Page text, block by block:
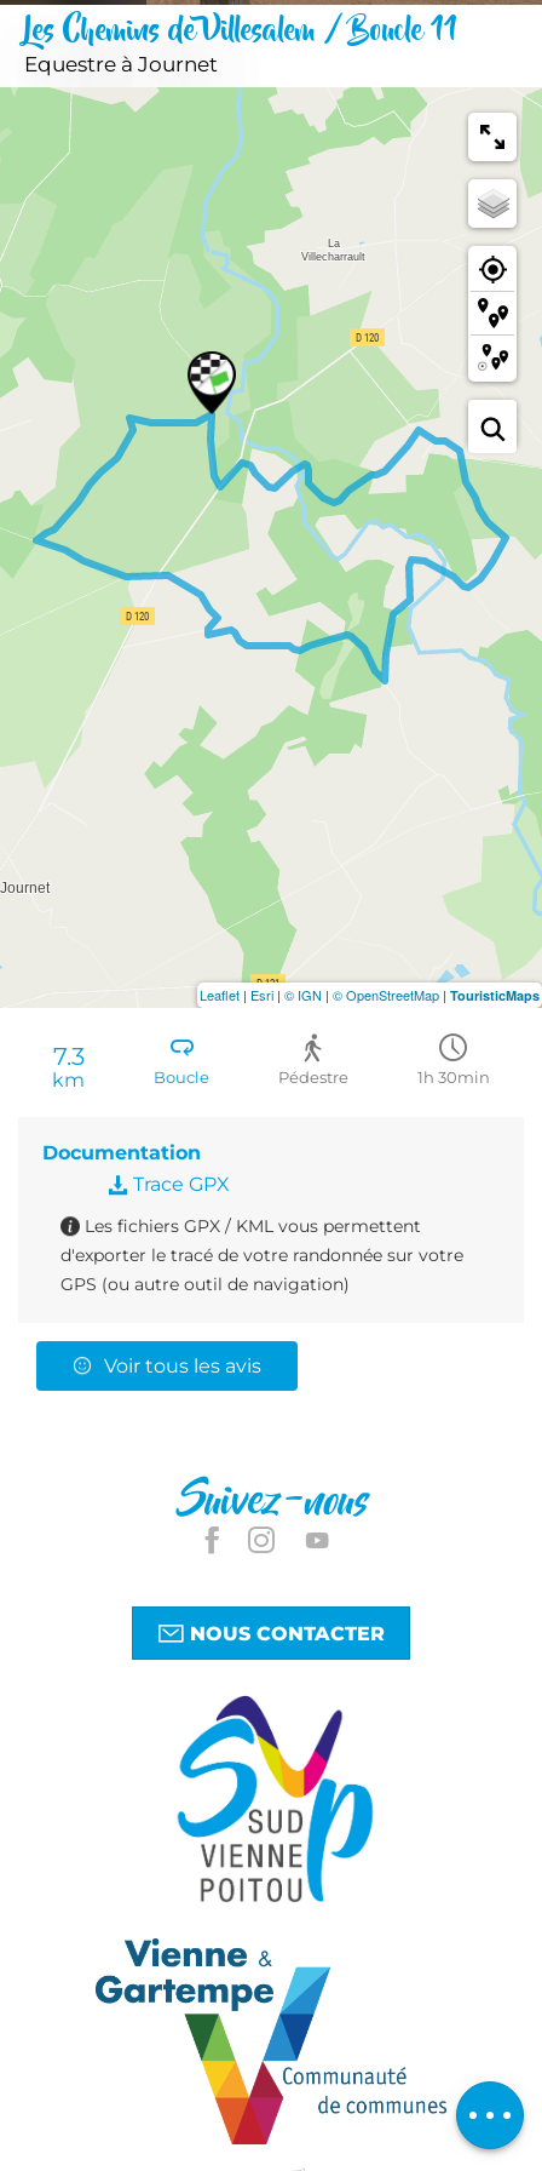
Les Chemins de Villesalem / Boucle 11
Equestre à Journet
7.3
km Boucle Pédestre 1h 30min
Documentation
Trace GPX
Les fichiers GPX / KML vous permettent
d'exporter le tracé de votre randonnée sur votre
GPS (ou autre outil de navigation)
Voir tous les avis
Leaflet | Esri | © IGN | © OpenStreetMap | TouristicMaps
Suivez-nous
NOUS CONTACTER